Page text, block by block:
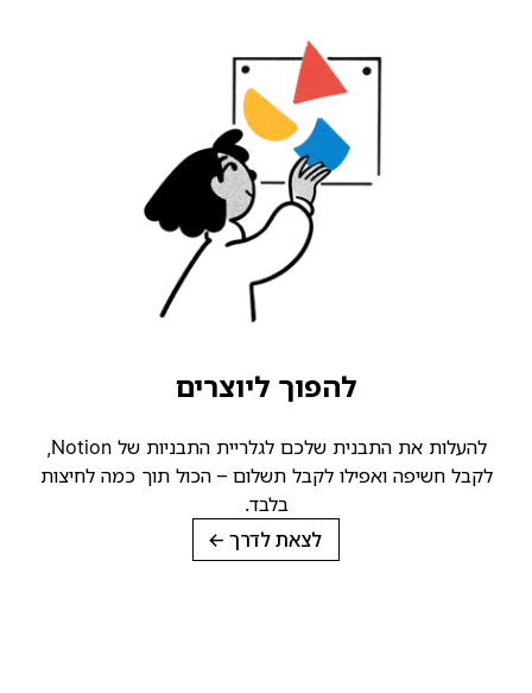
להפוך ליוצרים
להעלות את התבנית שלכם לגלריית התבניות של Notion,
לקבל חשיפה ואפילו לקבל תשלום – הכול תוך כמה לחיצות
בלבד.
לצאת לדרך→